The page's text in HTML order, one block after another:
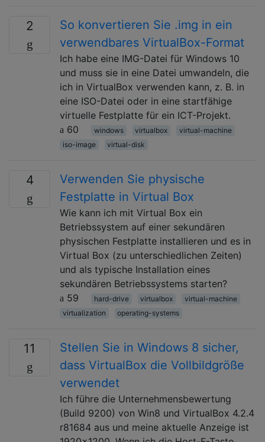
2
So konvertieren Sie .img in ein
verwendbares VirtualBox-Format
Ich habe eine IMG-Datei für Windows 10
und muss sie in eine Datei umwandeln, die
ich in VirtualBox verwenden kann, z. B. in
eine ISO-Datei oder in eine startfähige
virtuelle Festplatte für ein ICT-Projekt.
60
windows virtualbox
virtual-machine
iso-image
virtual-disk
4
Verwenden Sie physische
Festplatte in Virtual Box
Wie kann ich mit Virtual Box ein
Betriebssystem auf einer sekundären
physischen Festplatte installieren und es in
Virtual Box (zu unterschiedlichen Zeiten)
und als typische Installation eines
sekundären Betriebssystems starten?
59
hard-drive virtualbox
virtual-machine
virtualization
operating-systems
11
Stellen Sie in Windows 8 sicher,
dass VirtualBox die Vollbildgröße
verwendet
Ich führe die Unternehmensbewertung
(Build 9200) von Win8 und VirtualBox 4.2.4
r81684 aus und meine aktuelle Anzeige ist